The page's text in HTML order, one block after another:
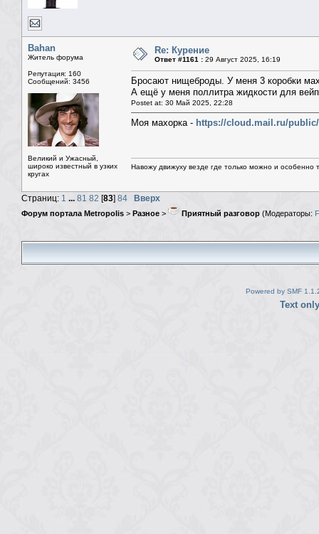
Bahan
Житель форума
Репутация: 160
Сообщений: 3456
Великий и Ужасный,
широко известный в узких
кругах
Re: Курение
Ответ #1161 : 29 Август 2025, 16:19
Бросают нищеброды. У меня 3 коробки
А ещё у меня поллитра жидкости для
Postet at: 30 Май 2025, 22:28
Моя махорка - https://cloud.mail.ru/
Навожу движуху везде где только можно и особенно
Страниц: 1 ... 81 82 [83] 84 Вверх
Форум портала Metropolis > Разное > Приятный разговор (Модераторы:
Powered by SMF
Text